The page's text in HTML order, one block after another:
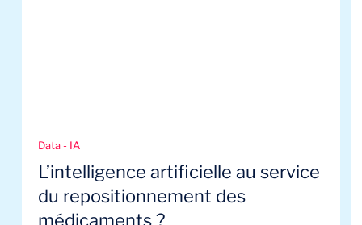
Data - IA
L’intelligence artificielle au service
du repositionnement des
médicaments ?